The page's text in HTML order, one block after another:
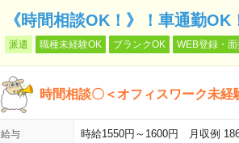
《時間相談OK！》！車通勤OK
派遣 職種未経験OK ブランクOK WEB登録・面
時間相談〇＜オフィスワーク未
給与 時給1550円～1600円 月収例